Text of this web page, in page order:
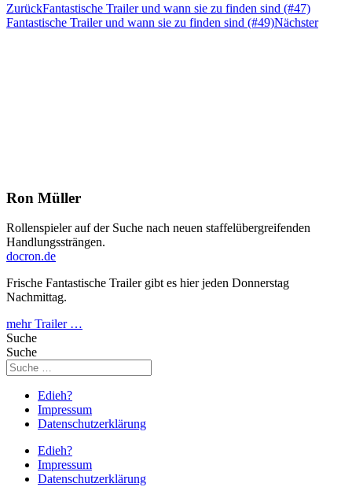
ZurückFantastische Trailer und wann sie zu finden sind (#47)
Fantastische Trailer und wann sie zu finden sind (#49)Nächster
Ron Müller
Rollenspieler auf der Suche nach neuen staffelübergreifenden
Handlungssträngen.
docron.de
Frische Fantastische Trailer gibt es hier jeden Donnerstag
Nachmittag.
mehr Trailer …
Suche
Suche
Edieh?
Impressum
Datenschutzerklärung
Edieh?
Impressum
Datenschutzerklärung